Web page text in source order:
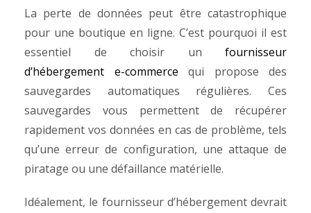
La perte de données peut être catastrophique
pour une boutique en ligne. C’est pourquoi il est
essentiel de choisir un fournisseur
d’hébergement e-commerce qui propose des
sauvegardes automatiques régulières. Ces
sauvegardes vous permettent de récupérer
rapidement vos données en cas de problème, tels
qu’une erreur de configuration, une attaque de
piratage ou une défaillance matérielle.
Idéalement, le fournisseur d’hébergement devrait